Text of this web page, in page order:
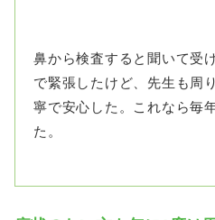
鼻から検査すると聞いて受
で緊張したけど、先生も周
寧で安心した。これなら毎
た。